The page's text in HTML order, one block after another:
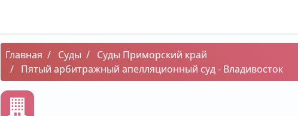
Главная Суды
Суды Приморский край
Пятый арбитражный апелляционный суд - Владивосток